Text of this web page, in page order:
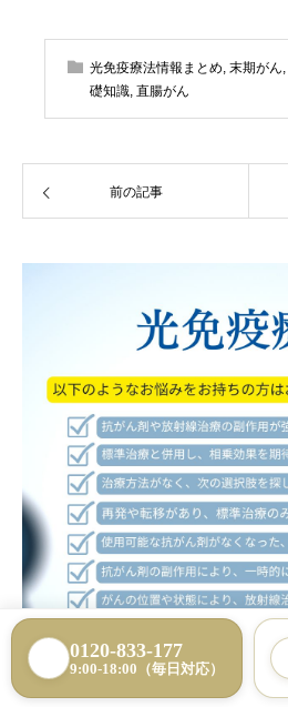
光免疫療法情報まとめ 末期がん
礎知識 直腸がん
前の記事
0120-833-177
9:00-18:00（毎日対応）